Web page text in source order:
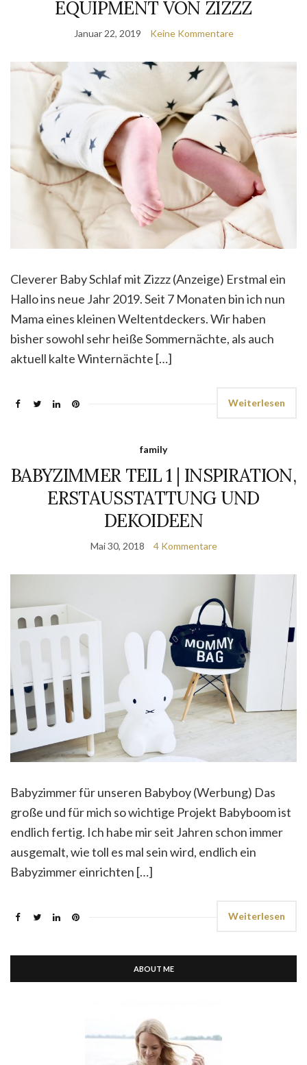
EQUIPMENT VON ZIZZZ
Januar 22, 2019 Keine Kommentare
Cleverer Baby Schlaf mit Zizzz (Anzeige) Erstmal ein
Hallo ins neue Jahr 2019. Seit 7 Monaten bin ich nun
Mama eines kleinen Weltentdeckers. Wir haben
bisher sowohl sehr heiße Sommernächte, als auch
aktuell kalte Winternächte […]
Weiterlesen
family
BABYZIMMER TEIL 1 | INSPIRATION,
ERSTAUSSTATTUNG UND
DEKOIDEEN
Mai 30, 2018 4 Kommentare
Babyzimmer für unseren Babyboy (Werbung) Das
große und für mich so wichtige Projekt Babyboom ist
endlich fertig. Ich habe mir seit Jahren schon immer
ausgemalt, wie toll es mal sein wird, endlich ein
Babyzimmer einrichten […]
Weiterlesen
ABOUT ME